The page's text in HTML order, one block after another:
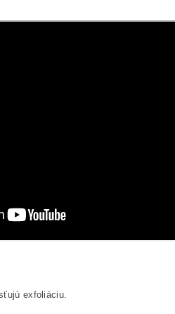
exfoliáciu.